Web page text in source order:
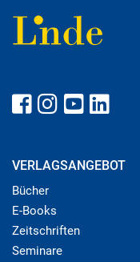
VERLAGSANGEBOT
Bücher
E-Books
Zeitschriften
Seminare